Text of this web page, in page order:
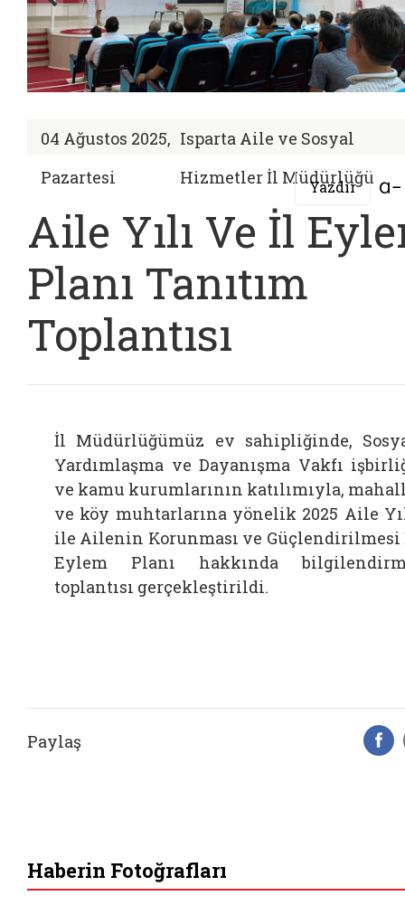
04 Ağustos 2025,
Pazartesi
Isparta Aile ve Sosyal
Hizmetler İl Müdürlüğü
Yazdır
Aile Yılı Ve İl
Planı Tanıtım
Toplantısı
İl Müdürlüğümüz ev sahipliğinde,
Yardımlaşma ve Dayanışma Vakfı
ve kamu kurumlarının katılımıyla,
ve köy muhtarlarına yönelik 2025 Aile
ile Ailenin Korunması ve Güçlendirilmesi
Eylem Planı hakkında
toplantısı gerçekleştirildi.
Paylaş
Haberin Fotoğrafları